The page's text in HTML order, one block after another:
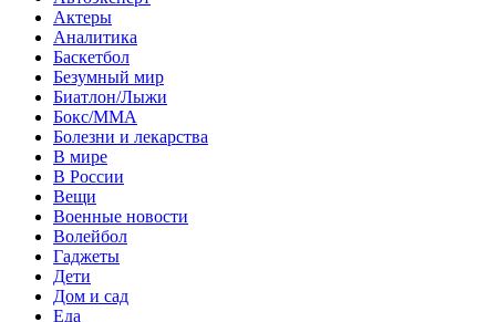
Актеры
Аналитика
Баскетбол
Безумный мир
Биатлон/Лыжи
Бокс/MMA
Болезни и лекарства
В мире
В России
Вещи
Военные новости
Волейбол
Гаджеты
Дети
Дом и сад
Еда